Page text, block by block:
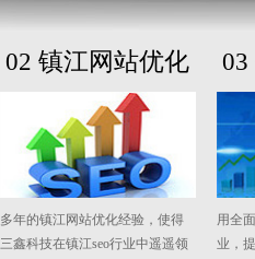
02 镇江网站优化
多年的镇江网站优化经验，使得
三鑫科技在镇江seo行业中遥遥领
03
用全
业，